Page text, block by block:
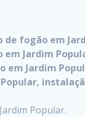
de fogão em
Jardim
Jardim
Popular.